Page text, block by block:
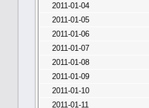
2011-01-04
2011-01-05
2011-01-06
2011-01-07
2011-01-08
2011-01-09
2011-01-10
2011-01-11